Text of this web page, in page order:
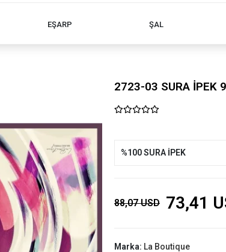
EŞARP ŞAL
2723-03 SURA İPEK
%100 SURA İPEK
88,07 USD 73,41
Marka: La Boutique